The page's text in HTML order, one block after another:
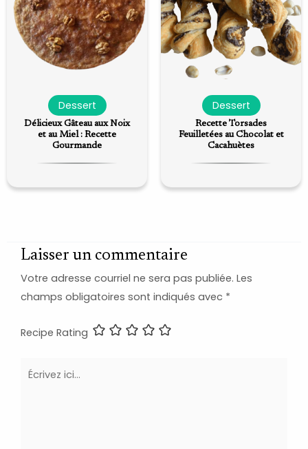
Dessert
Délicieux Gâteau aux Noix
et au Miel : Recette
Gourmande
Dessert
Recette Torsades
Feuilletées au Chocolat et
Cacahuètes
Laisser un commentaire
Votre adresse courriel ne sera pas publiée. Les
champs obligatoires sont indiqués avec *
Recipe Rating
Écrivez